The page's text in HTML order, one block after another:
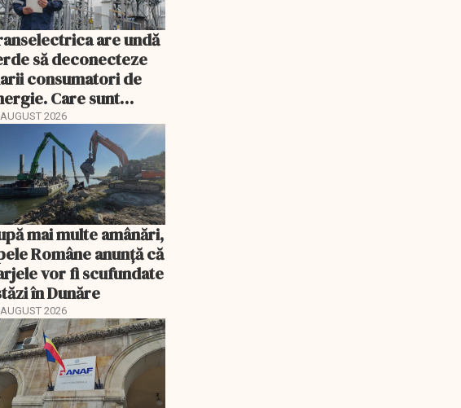
are undă
să deconecteze
consumatori de
Care sunt
2026
mai multe amânări,
Române anunță că
vor fi scufundate
în Dunăre
2026